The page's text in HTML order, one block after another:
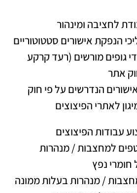
לחציבה ומינהור
הנפקת אישורים סטטוטוריים
גופים מורשים (רעד קרקע
אתר
הנדרשים על פי חוק
לאתרי הפיצוצים
עבודות הפיצוצים
למחצבות / מנהרות
חומרי נפץ
/ מנהרות בעלות ממונה